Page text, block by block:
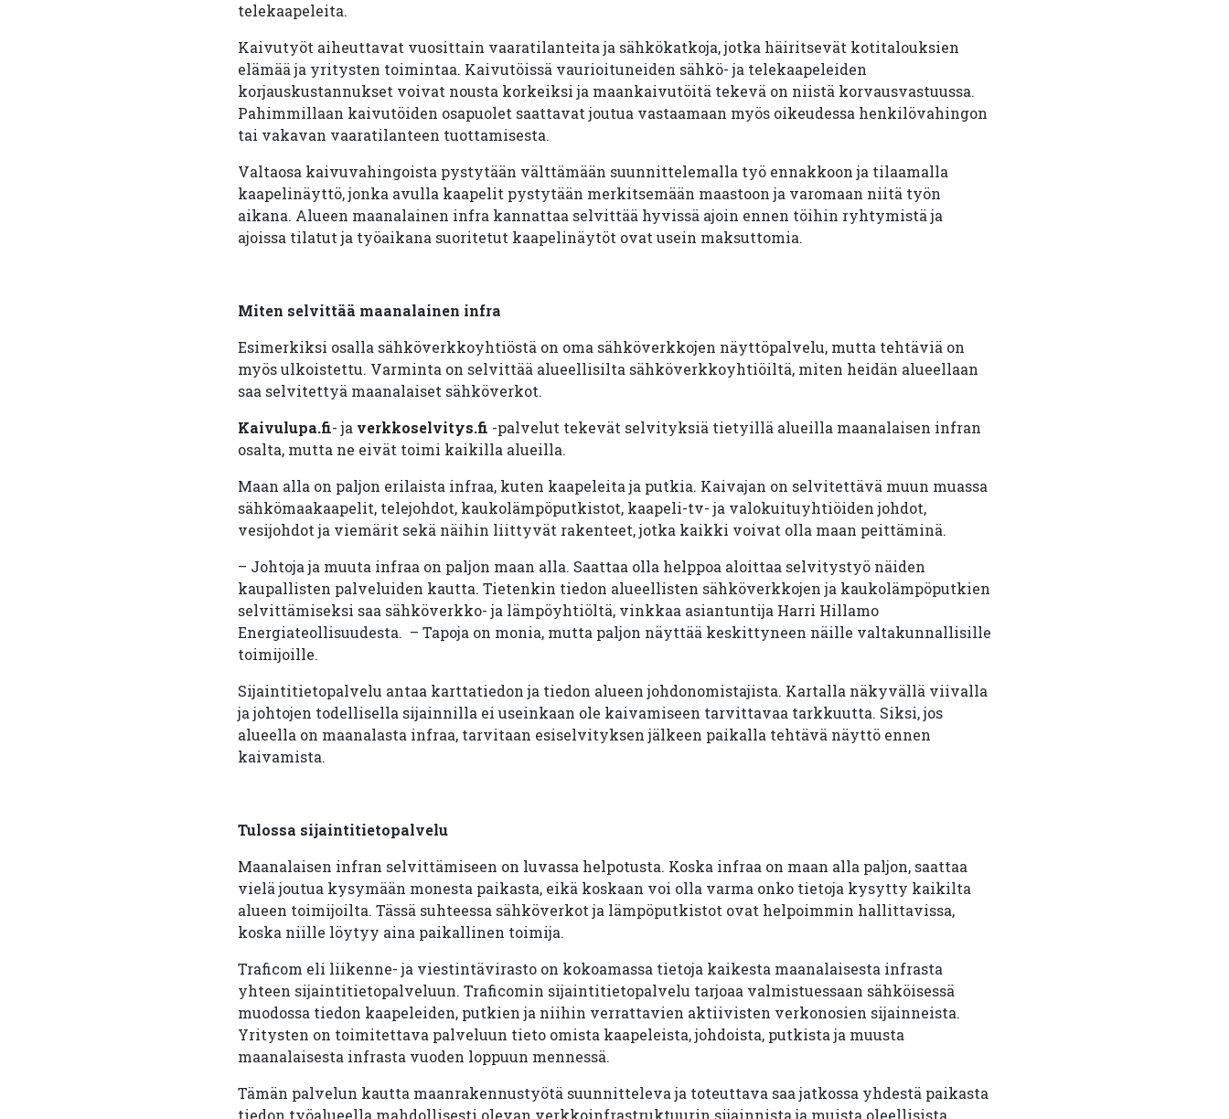
telekaapeleita.
Kaivutyöt aiheuttavat vuosittain vaaratilanteita ja sähkökatkoja, jotka häiritsevät kotitalouksien
elämää ja yritysten toimintaa. Kaivutöissä vaurioituneiden sähkö- ja telekaapeleiden
korjauskustannukset voivat nousta korkeiksi ja maankaivutöitä tekevä on niistä korvausvastuussa.
Pahimmillaan kaivutöiden osapuolet saattavat joutua vastaamaan myös oikeudessa henkilövahingon
tai vakavan vaaratilanteen tuottamisesta.
Valtaosa kaivuvahingoista pystytään välttämään suunnittelemalla työ ennakkoon ja tilaamalla
kaapelinäyttö, jonka avulla kaapelit pystytään merkitsemään maastoon ja varomaan niitä työn
aikana. Alueen maanalainen infra kannattaa selvittää hyvissä ajoin ennen töihin ryhtymistä ja
ajoissa tilatut ja työaikana suoritetut kaapelinäytöt ovat usein maksuttomia.
Miten selvittää maanalainen infra
Esimerkiksi osalla sähköverkkoyhtiöstä on oma sähköverkkojen näyttöpalvelu, mutta tehtäviä on
myös ulkoistettu. Varminta on selvittää alueellisilta sähköverkkoyhtiöiltä, miten heidän alueellaan
saa selvitettyä maanalaiset sähköverkot.
Kaivulupa.fi- ja verkkoselvitys.fi -palvelut tekevät selvityksiä tietyillä alueilla maanalaisen infran
osalta, mutta ne eivät toimi kaikilla alueilla.
Maan alla on paljon erilaista infraa, kuten kaapeleita ja putkia. Kaivajan on selvitettävä muun muassa
sähkömaakaapelit, telejohdot, kaukolämpöputkistot, kaapeli-tv- ja valokuituyhtiöiden johdot,
vesijohdot ja viemärit sekä näihin liittyvät rakenteet, jotka kaikki voivat olla maan peittäminä.
– Johtoja ja muuta infraa on paljon maan alla. Saattaa olla helppoa aloittaa selvitystyö näiden
kaupallisten palveluiden kautta. Tietenkin tiedon alueellisten sähköverkkojen ja kaukolämpöputkien
selvittämiseksi saa sähköverkko- ja lämpöyhtiöltä, vinkkaa asiantuntija Harri Hillamo
Energiateollisuudesta. – Tapoja on monia, mutta paljon näyttää keskittyneen näille valtakunnallisille
toimijoille.
Sijaintitietopalvelu antaa karttatiedon ja tiedon alueen johdonomistajista. Kartalla näkyvällä viivalla
ja johtojen todellisella sijainnilla ei useinkaan ole kaivamiseen tarvittavaa tarkkuutta. Siksi, jos
alueella on maanalasta infraa, tarvitaan esiselvityksen jälkeen paikalla tehtävä näyttö ennen
kaivamista.
Tulossa sijaintitietopalvelu
Maanalaisen infran selvittämiseen on luvassa helpotusta. Koska infraa on maan alla paljon, saattaa
vielä joutua kysymään monesta paikasta, eikä koskaan voi olla varma onko tietoja kysytty kaikilta
alueen toimijoilta. Tässä suhteessa sähköverkot ja lämpöputkistot ovat helpoimmin hallittavissa,
koska niille löytyy aina paikallinen toimija.
Traficom eli liikenne- ja viestintävirasto on kokoamassa tietoja kaikesta maanalaisesta infrasta
yhteen sijaintitietopalveluun. Traficomin sijaintitietopalvelu tarjoaa valmistuessaan sähköisessä
muodossa tiedon kaapeleiden, putkien ja niihin verrattavien aktiivisten verkonosien sijainneista.
Yritysten on toimitettava palveluun tieto omista kaapeleista, johdoista, putkista ja muusta
maanalaisesta infrasta vuoden loppuun mennessä.
Tämän palvelun kautta maanrakennustyötä suunnitteleva ja toteuttava saa jatkossa yhdestä paikasta
tiedon työalueella mahdollisesti olevan verkkoinfrastruktuurin sijainnista ja muista oleellisista